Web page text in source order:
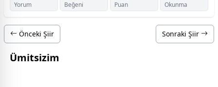
Yorum Beğeni Puan Okunma
Önceki Şiir Sonraki Şiir
Ümitsizim